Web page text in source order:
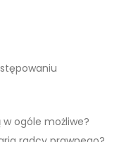
ogóle możliwe?